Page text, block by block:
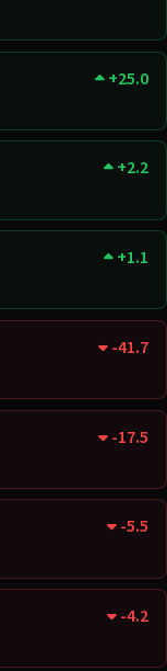
+25.0
+2.2
+1.1
-41.7
-17.5
-5.5
-4.2